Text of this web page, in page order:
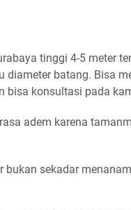
tinggi 4-5 meter
batang. Bisa
bisa konsultasi pada
adem karena
bukan sekadar